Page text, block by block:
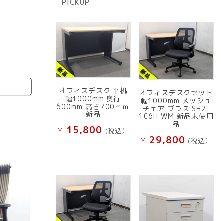
PICKUP
オフィスデスク 平机
幅1000mm 奥行
600mm 高さ700ｍｍ
新品
¥ 15,800 (税込）
オフィスデスクセット
幅1000mm メッシュ
チェア プラス SH2-
106H WM 新品未使用
品
¥ 29,800 (税込）